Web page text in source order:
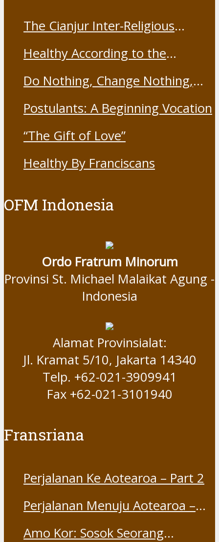
The Cianjur Inter-Religious
19 Vaccine
Healthy According to the
Do Nothing, Change Nothing,
Postulants: A Beginning Vocation
“The Gift of Love”
Healthy By Franciscans
OFM Indonesia
Ordo Fratrum Minorum
Provinsi St. Michael Malaikat Agung -
Indonesia
Alamat Provinsialat:
Jl. Kramat 5/10, Jakarta 14340
Telp. +62-021-3909941
Fax +62-021-3101940
Fransriana
Perjalanan Ke Aotearoa – Part 2
Perjalanan Menuju Aotearoa –
Amo Kor: Sosok Seorang